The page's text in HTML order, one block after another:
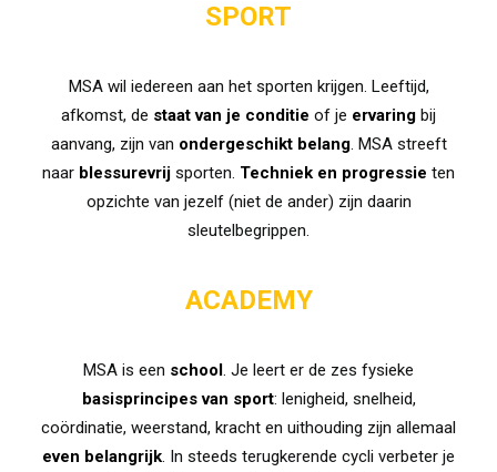
SPORT
MSA wil iedereen aan het sporten krijgen. Leeftijd,
afkomst, de staat van je conditie of je ervaring bij
aanvang, zijn van ondergeschikt belang. MSA streeft
naar blessurevrij sporten. Techniek en progressie ten
opzichte van jezelf (niet de ander) zijn daarin
sleutelbegrippen.
ACADEMY
MSA is een school. Je leert er de zes fysieke
basisprincipes van sport: lenigheid, snelheid,
coördinatie, weerstand, kracht en uithouding zijn allemaal
even belangrijk. In steeds terugkerende cycli verbeter je